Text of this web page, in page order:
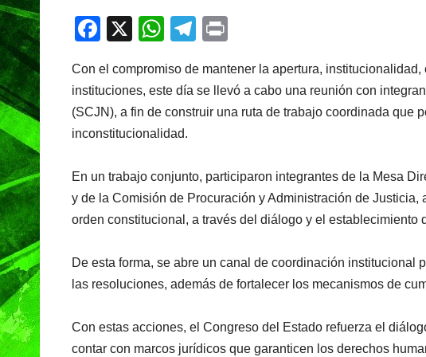
F
c
e
b
o
k
X
W
at
s
A
p
T
e
gr
t
Con el compromiso de mantener la apertura,
instituciones, este día se llevó a cabo una reunión con
(SCJN), a fin de construir una ruta de trabajo coordinada que
inconstitucionalidad.
En un trabajo conjunto, participaron integrantes de la Mesa
y de la Comisión de Procuración y Administración de
orden constitucional, a través del diálogo y el establecimiento
De esta forma, se abre un canal de coordinación institucional
las resoluciones, además de fortalecer los mecanismos de
Con estas acciones, el Congreso del Estado refuerza el
contar con marcos jurídicos que garanticen los derechos